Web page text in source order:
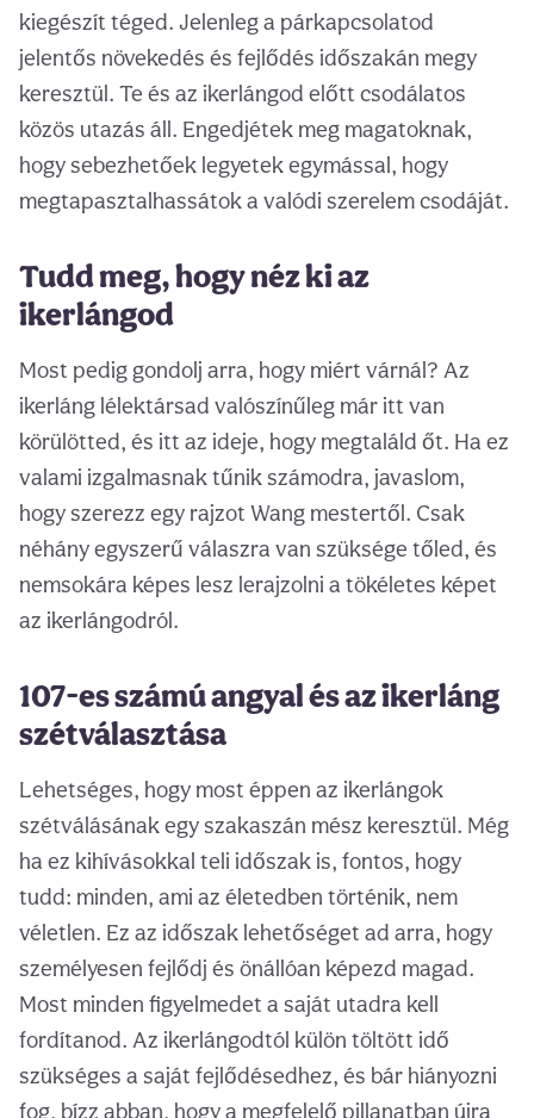
kiegészít téged. Jelenleg a párkapcsolatod
jelentős növekedés és fejlődés időszakán megy
keresztül. Te és az ikerlángod előtt csodálatos
közös utazás áll. Engedjétek meg magatoknak,
hogy sebezhetőek legyetek egymással, hogy
megtapasztalhassátok a valódi szerelem csodáját.
Tudd meg, hogy néz ki az
ikerlángod
Most pedig gondolj arra, hogy miért várnál? Az
ikerláng lélektársad valószínűleg már itt van
körülötted, és itt az ideje, hogy megtaláld őt. Ha ez
valami izgalmasnak tűnik számodra, javaslom,
hogy szerezz egy rajzot Wang mestertől. Csak
néhány egyszerű válaszra van szüksége tőled, és
nemsokára képes lesz lerajzolni a tökéletes képet
az ikerlángodról.
107-es számú angyal és az ikerláng
szétválasztása
Lehetséges, hogy most éppen az ikerlángok
szétválásának egy szakaszán mész keresztül. Még
ha ez kihívásokkal teli időszak is, fontos, hogy
tudd: minden, ami az életedben történik, nem
véletlen. Ez az időszak lehetőséget ad arra, hogy
személyesen fejlődj és önállóan képezd magad.
Most minden figyelmedet a saját utadra kell
fordítanod. Az ikerlángodtól külön töltött idő
szükséges a saját fejlődésedhez, és bár hiányozni
fog, bízz abban, hogy a megfelelő pillanatban újra